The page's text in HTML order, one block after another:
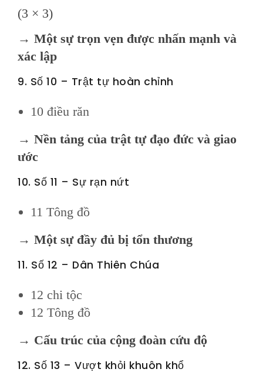
(3 × 3)
→ Một sự trọn vẹn được nhấn mạnh và
xác lập
9. Số 10 – Trật tự hoàn chỉnh
10 điều răn
→ Nền tảng của trật tự đạo đức và giao
ước
10. Số 11 – Sự rạn nứt
11 Tông đồ
→ Một sự đầy đủ bị tổn thương
11. Số 12 – Dân Thiên Chúa
12 chi tộc
12 Tông đồ
→ Cấu trúc của cộng đoàn cứu độ
12. Số 13 – Vượt khỏi khuôn khổ